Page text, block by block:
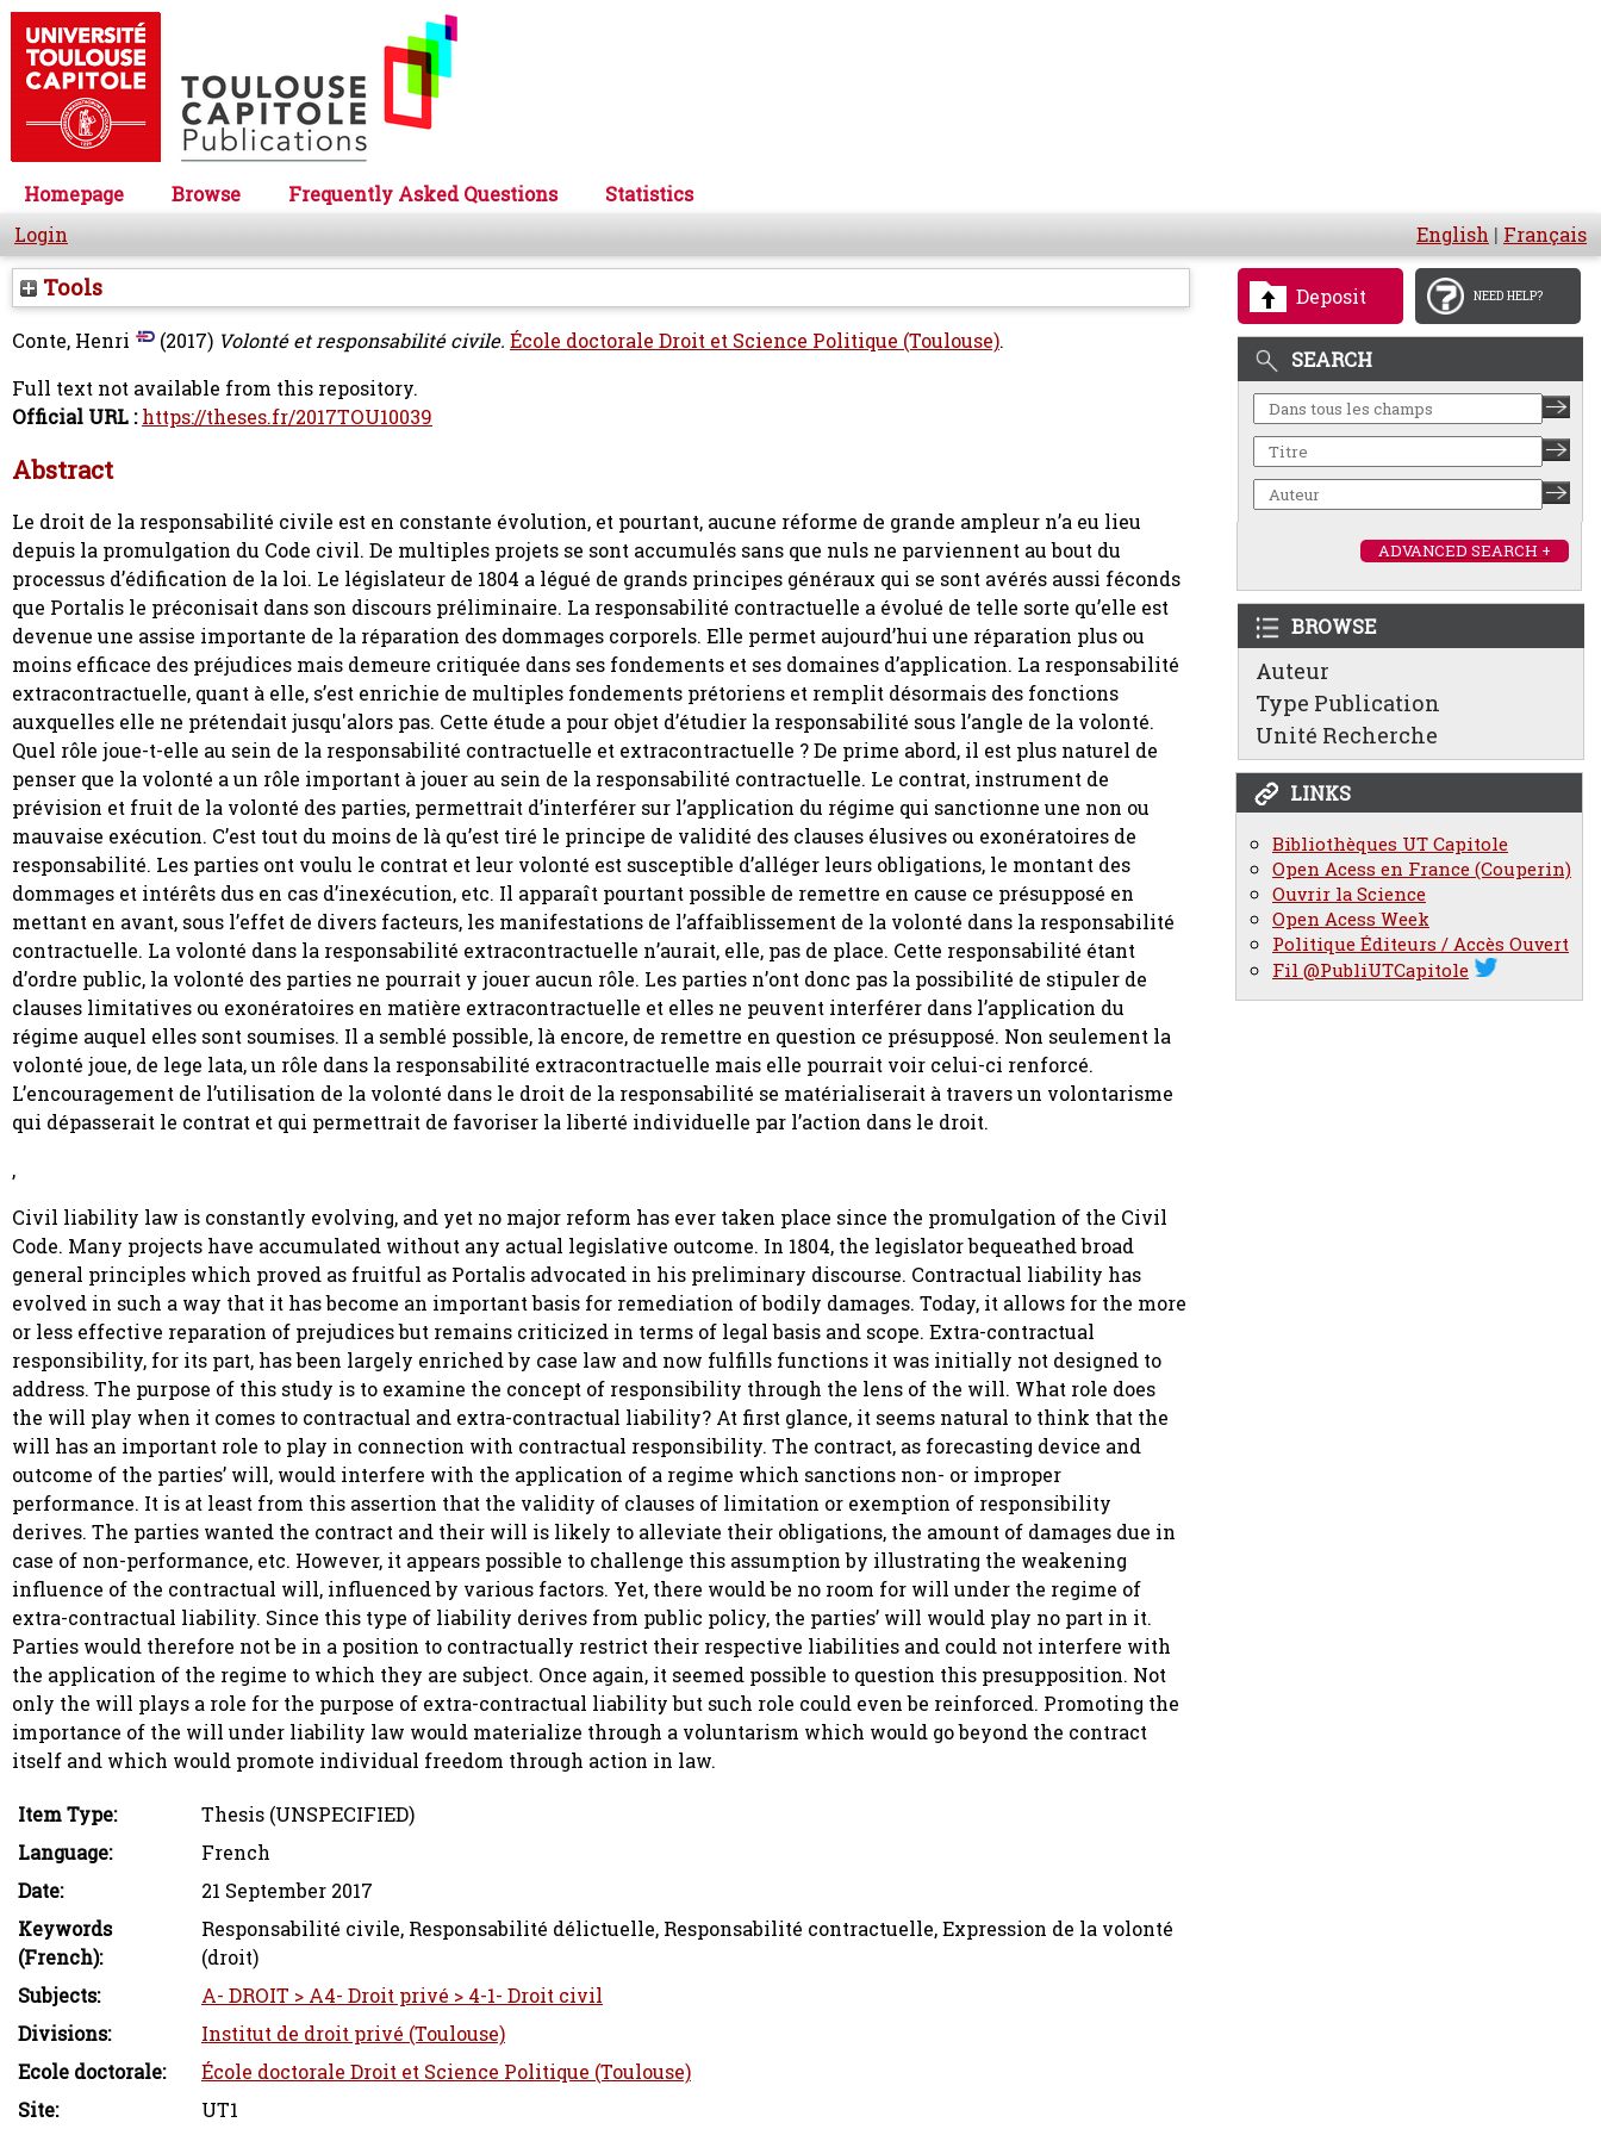
Homepage Browse Frequently Asked Questions
Statistics
Login
English | Français
Deposit NEED HELP?
SEARCH
ADVANCED SEARCH +
BROWSE
Auteur
Type Publication
Unité Recherche
LINKS
Bibliothèques UT Capitole
Open Acess en France (Couperin)
Ouvrir la Science
Open Acess Week
Politique Éditeurs / Accès Ouvert
Fil @PubliUTCapitole
Tools
Conte, Henri (2017) Volonté et responsabilité civile. École doctorale Droit et Science Politique (Toulouse).
Full text not available from this repository.
Official URL : https://theses.fr/2017TOU10039
Abstract
Le droit de la responsabilité civile est en constante évolution, et pourtant, aucune réforme de grande ampleur n’a eu lieu
depuis la promulgation du Code civil. De multiples projets se sont accumulés sans que nuls ne parviennent au bout du
processus d’édification de la loi. Le législateur de 1804 a légué de grands principes généraux qui se sont avérés aussi féconds
que Portalis le préconisait dans son discours préliminaire. La responsabilité contractuelle a évolué de telle sorte qu’elle est
devenue une assise importante de la réparation des dommages corporels. Elle permet aujourd’hui une réparation plus ou
moins efficace des préjudices mais demeure critiquée dans ses fondements et ses domaines d’application. La responsabilité
extracontractuelle, quant à elle, s’est enrichie de multiples fondements prétoriens et remplit désormais des fonctions
auxquelles elle ne prétendait jusqu'alors pas. Cette étude a pour objet d’étudier la responsabilité sous l’angle de la volonté.
Quel rôle joue-t-elle au sein de la responsabilité contractuelle et extracontractuelle ? De prime abord, il est plus naturel de
penser que la volonté a un rôle important à jouer au sein de la responsabilité contractuelle. Le contrat, instrument de
prévision et fruit de la volonté des parties, permettrait d’interférer sur l’application du régime qui sanctionne une non ou
mauvaise exécution. C’est tout du moins de là qu’est tiré le principe de validité des clauses élusives ou exonératoires de
responsabilité. Les parties ont voulu le contrat et leur volonté est susceptible d’alléger leurs obligations, le montant des
dommages et intérêts dus en cas d’inexécution, etc. Il apparaît pourtant possible de remettre en cause ce présupposé en
mettant en avant, sous l’effet de divers facteurs, les manifestations de l’affaiblissement de la volonté dans la responsabilité
contractuelle. La volonté dans la responsabilité extracontractuelle n’aurait, elle, pas de place. Cette responsabilité étant
d’ordre public, la volonté des parties ne pourrait y jouer aucun rôle. Les parties n’ont donc pas la possibilité de stipuler de
clauses limitatives ou exonératoires en matière extracontractuelle et elles ne peuvent interférer dans l’application du
régime auquel elles sont soumises. Il a semblé possible, là encore, de remettre en question ce présupposé. Non seulement la
volonté joue, de lege lata, un rôle dans la responsabilité extracontractuelle mais elle pourrait voir celui-ci renforcé.
L’encouragement de l’utilisation de la volonté dans le droit de la responsabilité se matérialiserait à travers un volontarisme
qui dépasserait le contrat et qui permettrait de favoriser la liberté individuelle par l’action dans le droit.
,
Civil liability law is constantly evolving, and yet no major reform has ever taken place since the promulgation of the Civil
Code. Many projects have accumulated without any actual legislative outcome. In 1804, the legislator bequeathed broad
general principles which proved as fruitful as Portalis advocated in his preliminary discourse. Contractual liability has
evolved in such a way that it has become an important basis for remediation of bodily damages. Today, it allows for the more
or less effective reparation of prejudices but remains criticized in terms of legal basis and scope. Extra-contractual
responsibility, for its part, has been largely enriched by case law and now fulfills functions it was initially not designed to
address. The purpose of this study is to examine the concept of responsibility through the lens of the will. What role does
the will play when it comes to contractual and extra-contractual liability? At first glance, it seems natural to think that the
will has an important role to play in connection with contractual responsibility. The contract, as forecasting device and
outcome of the parties’ will, would interfere with the application of a regime which sanctions non- or improper
performance. It is at least from this assertion that the validity of clauses of limitation or exemption of responsibility
derives. The parties wanted the contract and their will is likely to alleviate their obligations, the amount of damages due in
case of non-performance, etc. However, it appears possible to challenge this assumption by illustrating the weakening
influence of the contractual will, influenced by various factors. Yet, there would be no room for will under the regime of
extra-contractual liability. Since this type of liability derives from public policy, the parties’ will would play no part in it.
Parties would therefore not be in a position to contractually restrict their respective liabilities and could not interfere with
the application of the regime to which they are subject. Once again, it seemed possible to question this presupposition. Not
only the will plays a role for the purpose of extra-contractual liability but such role could even be reinforced. Promoting the
importance of the will under liability law would materialize through a voluntarism which would go beyond the contract
itself and which would promote individual freedom through action in law.
Item Type:
Thesis (UNSPECIFIED)
Language:
French
Date:
21 September 2017
Keywords
(French):
Responsabilité civile, Responsabilité délictuelle, Responsabilité contractuelle, Expression de la volonté
(droit)
Subjects:
A- DROIT > A4- Droit privé > 4-1- Droit civil
Divisions:
Institut de droit privé (Toulouse)
Ecole doctorale:
École doctorale Droit et Science Politique (Toulouse)
Site:
UT1